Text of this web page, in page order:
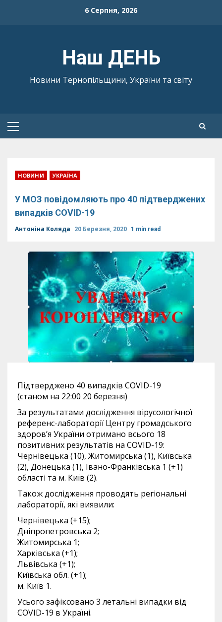
6 Серпня, 2026
Наш ДЕНЬ
Новини Тернопільщини, України та світу
Primary
НОВИНИ УКРАЇНА
У МОЗ повідомляють про 40 підтверджених
випадків COVID-19
Антоніна Коляда 20 Березня, 2020 1 min read
Підтверджено 40 випадків COVID-19
(станом на 22:00 20 березня)
За результатами дослідження вірусологічної
референс-лабораторії Центру громадського
здоров’я України отримано всього 18
позитивних результатів на COVID-19:
Чернівецька (10), Житомирська (1), Київська
(2), Донецька (1), Івано-Франківська 1 (+1)
області та м. Київ (2).
Також дослідження проводять регіональні
лабораторії, які виявили:
Чернівецька (+15);
Дніпропетровська 2;
Житомирська 1;
Харківська (+1);
Львівська (+1);
Київська обл. (+1);
м. Київ 1.
Усього зафіксовано 3 летальні випадки від
COVID-19 в Україні.